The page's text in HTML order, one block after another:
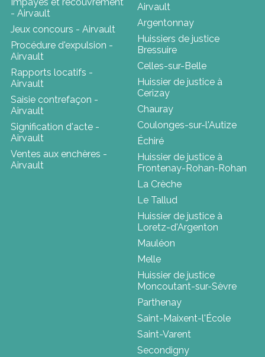
Impayés et recouvrement
- Airvault
Jeux concours - Airvault
Procédure d'expulsion -
Airvault
Rapports locatifs -
Airvault
Saisie contrefaçon -
Airvault
Signification d'acte -
Airvault
Ventes aux enchères -
Airvault
Airvault
Argentonnay
Huissiers de justice
Bressuire
Celles-sur-Belle
Huissier de justice à
Cerizay
Chauray
Coulonges-sur-l'Autize
Échiré
Huissier de justice à
Frontenay-Rohan-Rohan
La Crèche
Le Tallud
Huissier de justice à
Loretz-d'Argenton
Mauléon
Melle
Huissier de justice
Moncoutant-sur-Sèvre
Parthenay
Saint-Maixent-l'École
Saint-Varent
Secondigny